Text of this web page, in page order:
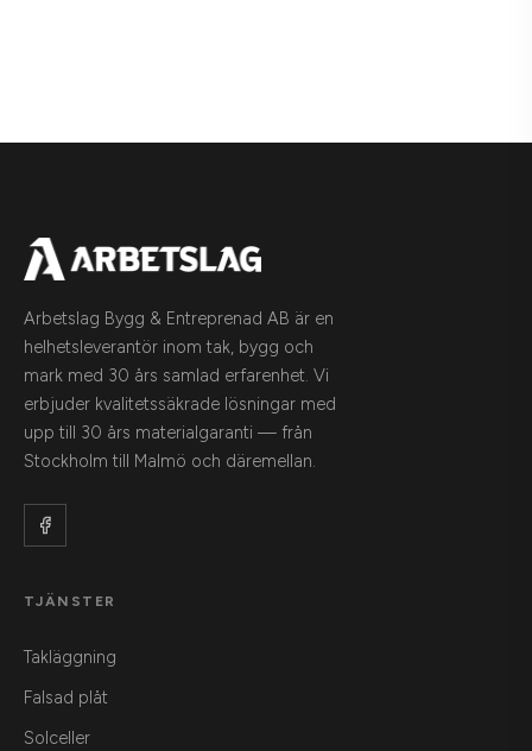
Arbetslag Bygg & Entreprenad AB är en
helhetsleverantör inom tak, bygg och
mark med 30 års samlad erfarenhet. Vi
erbjuder kvalitetssäkrade lösningar med
upp till 30 års materialgaranti — från
Stockholm till Malmö och däremellan.
TJÄNSTER
Takläggning
Falsad plåt
Solceller